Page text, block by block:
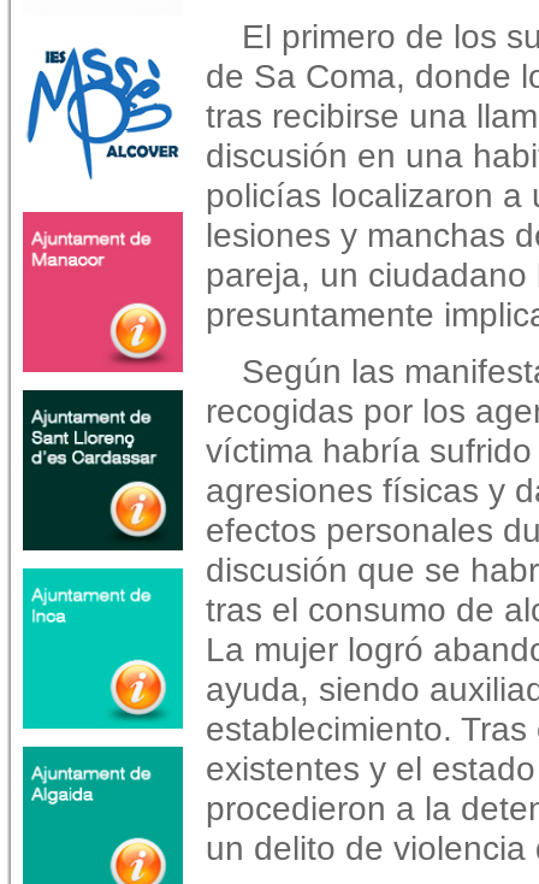
El primero de los
de Sa Coma, donde
tras recibirse una
discusión en una
policías localizaron a
lesiones y manchas
pareja, un
presuntamente
Según las
recogidas por los
víctima habría
agresiones físicas y
efectos personales
discusión que se
tras el consumo de
La mujer logró
ayuda, siendo
establecimiento.
existentes y el
procedieron a la
un delito de violencia